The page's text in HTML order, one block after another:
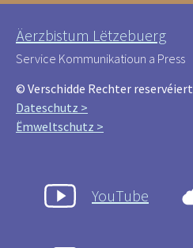
Äerzbistum Lëtzebuerg
Service Kommunikatioun a Press
© Verschidde Rechter reservéiert
Dateschutz >
Ëmweltschutz >
YouTube